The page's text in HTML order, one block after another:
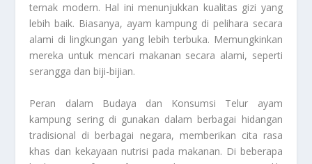
ternak modern. Hal ini menunjukkan kualitas gizi yang
lebih baik. Biasanya, ayam kampung di pelihara secara
alami di lingkungan yang lebih terbuka. Memungkinkan
mereka untuk mencari makanan secara alami, seperti
serangga dan biji-bijian.
Peran dalam Budaya dan Konsumsi Telur ayam
kampung sering di gunakan dalam berbagai hidangan
tradisional di berbagai negara, memberikan cita rasa
khas dan kekayaan nutrisi pada makanan. Di beberapa